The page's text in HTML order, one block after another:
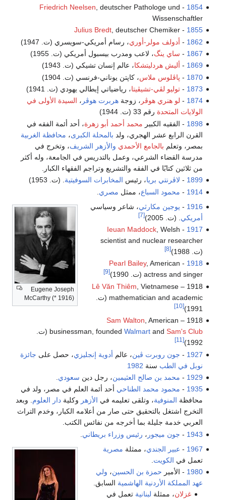
1854
-
Friedrich Neelsen , deutscher Pathologe und
Wissenschaftler
1855
-
Julius Bredt, deutscher Chemiker
1862
- أدولف مولر-أوري، رسام أمريكي-سويسري (ت. 1947)
1867
- ساي ينگ، لاعب ومدرب بيسبول أمريكي (ت. 1955)
1869
- أليش هردليتشكا، عالم إنسان تشيكي (ت. 1943)
1870
- پاڤلوس ملاس، كاپتن يوناني-فرنسي (ت. 1904)
1873
-توليو لڤي-تشيڤيتا، رياضياتي إيطالي يهودي (ت. 1941)
1874
- لو هنري هوڤر ، زوجةهربرت هوڤر ، السيدة الأولى في
الولايات المتحدة رقم 33 (ت. 1944)
1898 - الفقيه الكبير محمد أحمد أبو زهرة، أحد أئمة الفقه في
القرن الرابع عشر الهجري، ولد بالمحلة الكبرى، محافظة الغربية
بمصر، وتعلم بالجامع الأحمدي والأزهر الشريف، وتخرج في
مدرسة القضاء الشرعي، وعمل بالتدريس في الجامعة، وله أكثر
من ثلاثين كتابًا في الفقه والتشريع وتراجم الفقهاء الكبار.
1899
- لاڤرنتي بريا، رئيس المخابرات السوفيتية. (ت. 1953)
1914
- محمود السباع، ممثل مصري
Eugene Joseph
McCarthy (* 1916)
1916
- يوجين مكارثي، شاعر وسياسي
أمريكي . (ت. 2005) [7]
1917
-
Ieuan Maddock, Welsh
scientist and nuclear researcher
(ت. 1988)
[8]
1918
-
Pearl Bailey, American
actress and singer (ت. 1990)
[9]
1918 –
Lê Văn Thiêm , Vietnamese
mathematician and academic (ت.
1991)
[10]
1918 –
Sam Walton, American
businessman, founded Walmartand Sam's Club
(ت.
1992)
[11]
1927
- جون روبرت ڤين، عالم أدوية إنجليزي، حصل على جائزة
نوبل في الطب سنة 1982
1929
- محمد بن صالح العثيمين، رجل دين سعودي
1935
- محمود محمد الطناحي أحد أئمة العلم في مصر، ولد في
محافظة المنوفية، وتلقى تعليمه في الأزهر وكليةدار العلوم. وبعد
التخرج اشتغل بالتحقيق حتى صار من أعلامه الكبار، وخدم التراث
العربي خدمة جليلة بما أخرجه من نفائس الكتب.
1943
- جون ميجور ، رئيس وزراء بريطاني
1967
- عبير الجندي، ممثلة مصرية
تعمل في الكويت
1980 - الأمير حمزة بن الحسين، ولي
عهد المملكة الأردنية الهاشمية السابق.
غزلان، ممثلة لبنانية تعمل في